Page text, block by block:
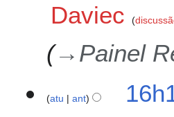
m
Daviec
→ Painel
atu ant